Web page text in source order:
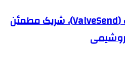
زرپالایش عصر صنعت (ValveSend)، شریک مطمئن